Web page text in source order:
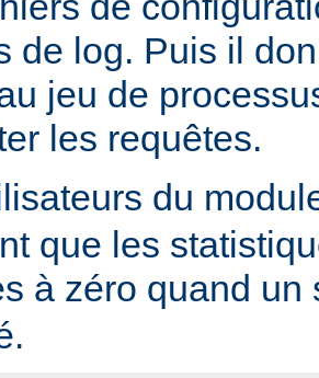
de log. Puis il
jeu de
les requêtes.
du
que les
à zéro quand